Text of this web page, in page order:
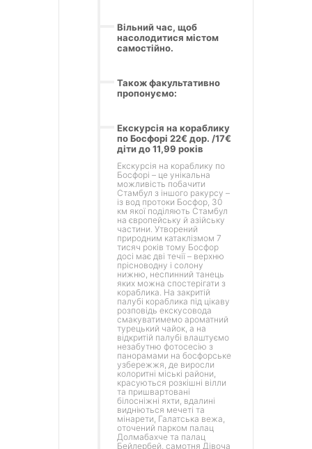
Вільний час, щоб
насолодитися містом
самостійно.
Також факультативно
пропонуємо:
Екскурсія на кораблику
по Босфорі 22€ дор. /17€
діти до 11,99 років
Екскурсія на кораблику по
Босфорі – це унікальна
можливість побачити
Стамбул з іншого ракурсу –
із вод протоки Босфор, 30
км якої поділяють Стамбул
на європейську й азійську
частини. Утворений
природним катаклізмом 7
тисяч років тому Босфор
досі має дві течії – верхню
прісноводну і солону
нижню, неспинний танець
яких можна спостерігати з
кораблика. На закритій
палубі кораблика під цікаву
розповідь екскусовода
смакуватимемо ароматний
турецький чайок, а на
відкритій палубі влаштуємо
незабутню фотосесію з
панорамами на босфорське
узбережжя, де виросли
колоритні міські райони,
красуються розкішні вілли
та пришвартовані
білосніжні яхти, вдалині
видніються мечеті та
мінарети, Галатська вежа,
оточений парком палац
Долмабахче та палац
Бейлербей, самотня Дівоча